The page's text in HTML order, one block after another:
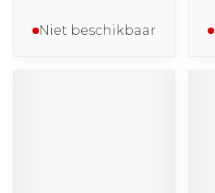
Niet beschikbaar